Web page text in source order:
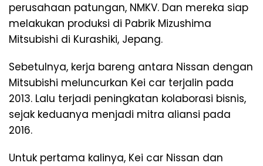
perusahaan patungan, NMKV. Dan mereka siap
melakukan produksi di Pabrik Mizushima
Mitsubishi di Kurashiki, Jepang.
Sebetulnya, kerja bareng antara Nissan dengan
Mitsubishi meluncurkan Kei car terjalin pada
2013. Lalu terjadi peningkatan kolaborasi bisnis,
sejak keduanya menjadi mitra aliansi pada
2016.
Untuk pertama kalinya, Kei car Nissan dan